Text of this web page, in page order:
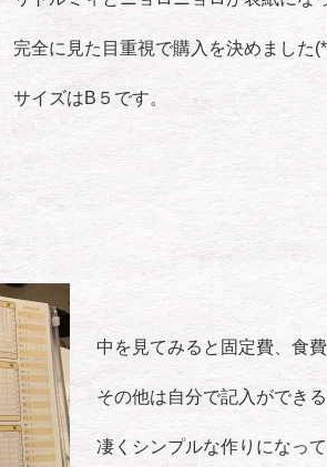
完全に見た目重視で購入を決めました
サイズはB５です。
中を見てみると固定費、食
その他は自分で記入ができ
凄くシンプルな作りになっ